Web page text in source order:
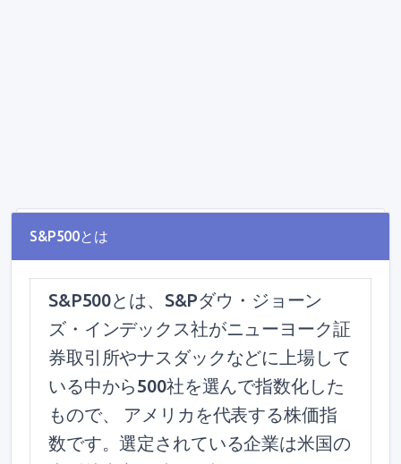
S&P500とは
S&P500とは、S&Pダウ・ジョーン
ズ・インデックス社がニューヨーク証
券取引所やナスダックなどに上場して
いる中から500社を選んで指数化した
もので、 アメリカを代表する株価指
数です。選定されている企業は米国の